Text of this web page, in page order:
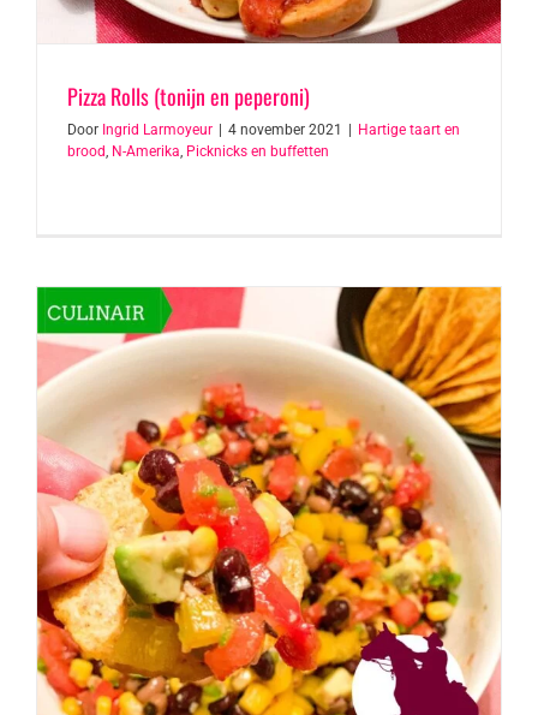
Pizza Rolls (tonijn en peperoni)
Door Ingrid Larmoyeur 4 november 2021
Hartige taart en
brood, N-Amerika, Picknicks en buffetten